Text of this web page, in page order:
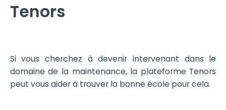
Tenors
Si vous cherchez à devenir intervenant dans le
domaine de la maintenance, la plateforme Tenors
peut vous aider à trouver la bonne école pour cela.